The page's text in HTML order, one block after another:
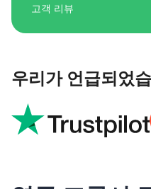
고객 리뷰
우리가 언급되었